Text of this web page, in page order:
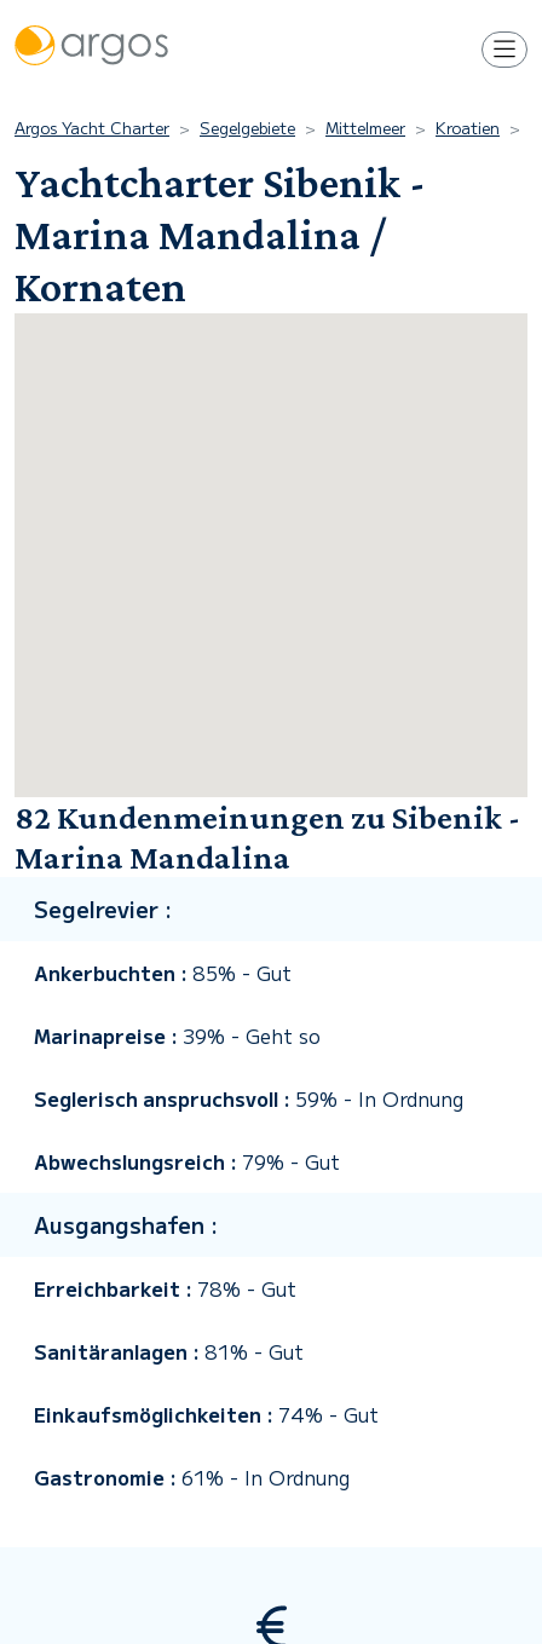
Argos Yacht Charter Segelgebiete Mittelmeer Kroatien
Yachtcharter Sibenik -
Marina Mandalina /
Kornaten
82 Kundenmeinungen zu Sibenik -
Marina Mandalina
Segelrevier :
Ankerbuchten : 85% - Gut
Marinapreise : 39% - Geht so
Seglerisch anspruchsvoll : 59% - In Ordnung
Abwechslungsreich : 79% - Gut
Ausgangshafen :
Erreichbarkeit : 78% - Gut
Sanitäranlagen : 81% - Gut
Einkaufsmöglichkeiten : 74% - Gut
Gastronomie : 61% - In Ordnung